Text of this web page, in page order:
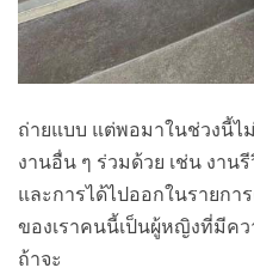
ถ่ายแบบ แต่พอมาในช่วงนี้ไ
งานอื่น ๆ ร่วมด้วย เช่น งาน
และการได้ไปออกในรายกา
ของเราคนนี้เป็นผู้หญิงที่มีค
ถ้าจะ